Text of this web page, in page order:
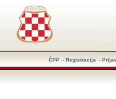
ČPP - Registracija -